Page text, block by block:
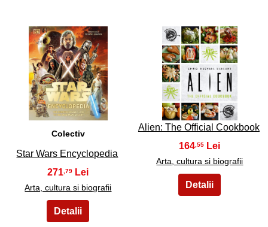
11
Colectiv
Star Wars Encyclopedia
271 ,79
Arta, cultura si biografii
Alien: The Official Cookbook
164,55
Arta, cultura si biografii